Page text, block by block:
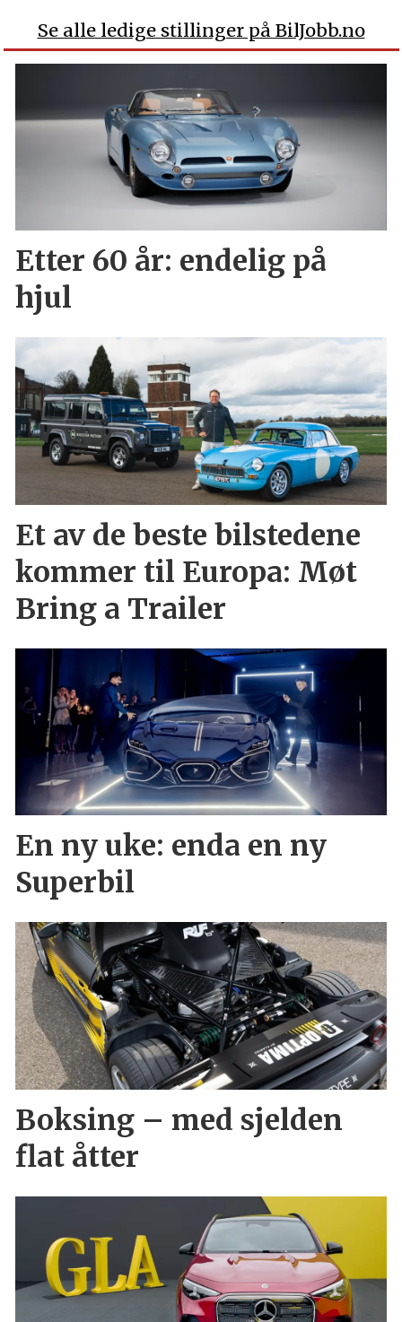
Se alle ledige stillinger på BilJobb.no
Etter 60 år: endelig på
hjul
Et av de beste bilstedene
kommer til Europa: Møt
Bring a Trailer
En ny uke: enda en ny
Superbil
Boksing – med sjelden
flat åtter